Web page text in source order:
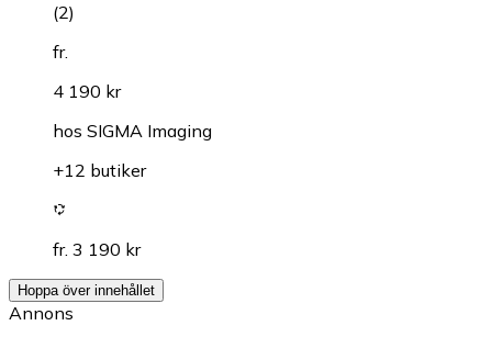
(2)
fr.
4 190 kr
hos SIGMA Imaging
+12 butiker
fr. 3 190 kr
Hoppa över innehållet
Annons